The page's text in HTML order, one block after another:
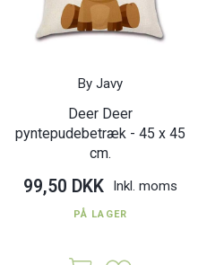
By Javy
Deer Deer
pyntepudebetræk - 45 x 45
cm.
99,50 DKK Inkl. moms
PÅ LAGER